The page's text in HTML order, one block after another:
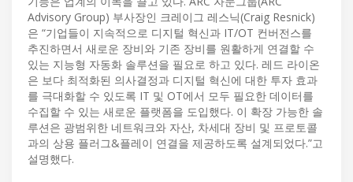
Advisory Group) 부사장인 크레이그 레스닉(Craig Resnick)
은 “기업들이 지속적으로 디지털 혁신과 IT/OT 컨버전스를
추진하면서 새로운 장비와 기존 장비를 원활하게 연결할 수
있는 지능형 자동화 솔루션을 필요로 하고 있다. 레드 라이온
은 보다 최적화된 의사결정과 디지털 혁신에 대한 투자 효과
를 극대화할 수 있도록 IT 및 OT에서 모두 필요한 데이터를
수집할 수 있는 새로운 플랫폼을 도입했다. 이 확장 가능한 솔
루션은 광범위한 네트워크와 자산, 차세대 장비 및 프로토콜
과의 상용 플러그&플레이 연결을 제공하도록 설계되었다.”고
설명했다.